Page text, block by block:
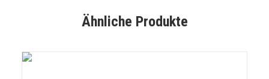
Ähnliche Produkte